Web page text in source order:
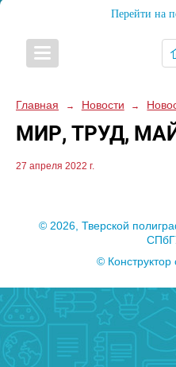
Перейти на
Главная → Новости →
МИР, ТРУД,
27 апреля 2022 г.
© 2026, Тверской
© Конструктор